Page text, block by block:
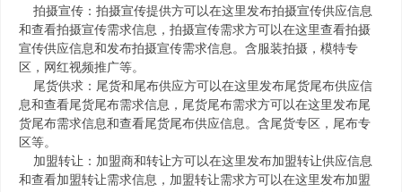
拍摄宣传：拍摄宣传提供方可以在这里发布拍摄宣传供应信息
和查看拍摄宣传需求信息，拍摄宣传需求方可以在这里查看拍摄
宣传供应信息和发布拍摄宣传需求信息。含服装拍摄，模特专
区，网红视频推广等。
尾货供求：尾货和尾布供应方可以在这里发布尾货尾布供应信
息和查看尾货尾布需求信息，尾货尾布需求方可以在这里发布尾
货尾布需求信息和查看尾货尾布供应信息。含尾货专区，尾布专
区等。
加盟转让：加盟商和转让方可以在这里发布加盟转让供应信息
和查看加盟转让需求信息，加盟转让需求方可以在这里发布加盟